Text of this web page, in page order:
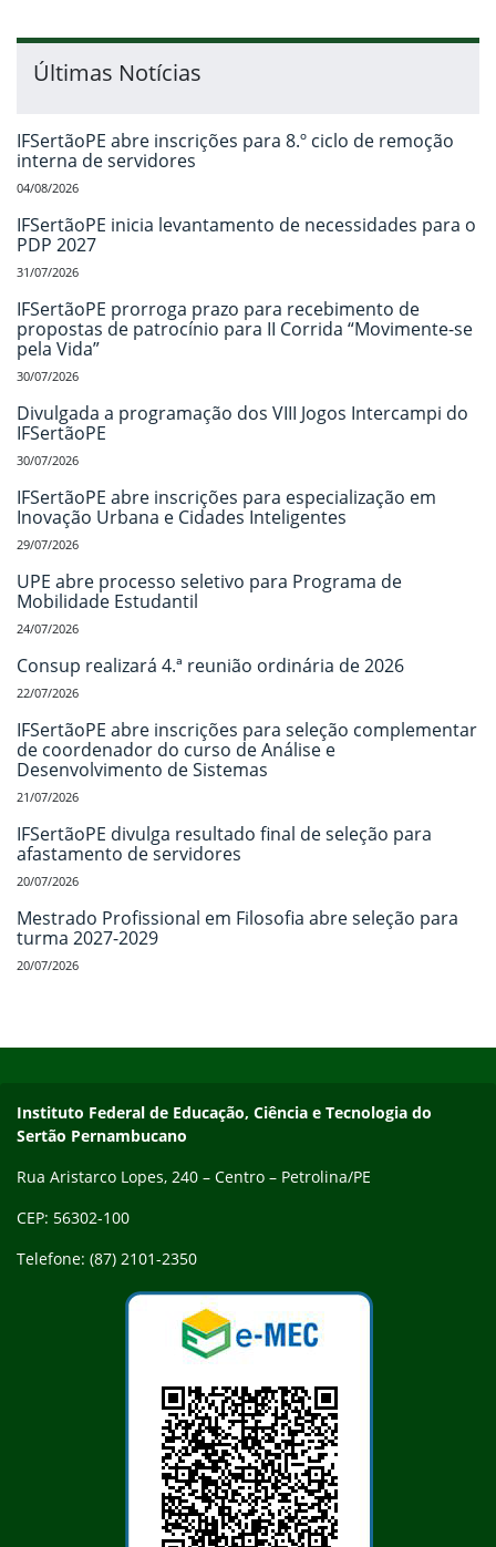
Últimas Notícias
IFSertãoPE abre inscrições para 8.º ciclo de remoção
interna de servidores
04/08/2026
IFSertãoPE inicia levantamento de necessidades para o
PDP 2027
31/07/2026
IFSertãoPE prorroga prazo para recebimento de
propostas de patrocínio para II Corrida “Movimente-se
pela Vida”
30/07/2026
Divulgada a programação dos VIII Jogos Intercampi do
IFSertãoPE
30/07/2026
IFSertãoPE abre inscrições para especialização em
Inovação Urbana e Cidades Inteligentes
29/07/2026
UPE abre processo seletivo para Programa de
Mobilidade Estudantil
24/07/2026
Consup realizará 4.ª reunião ordinária de 2026
22/07/2026
IFSertãoPE abre inscrições para seleção complementar
de coordenador do curso de Análise e
Desenvolvimento de Sistemas
21/07/2026
IFSertãoPE divulga resultado final de seleção para
afastamento de servidores
20/07/2026
Mestrado Profissional em Filosofia abre seleção para
turma 2027-2029
20/07/2026
Endereço
Instituto Federal de Educação, Ciência e Tecnologia do
Sertão Pernambucano
Rua Aristarco Lopes, 240 – Centro – Petrolina/PE
CEP: 56302-100
Telefone: (87) 2101-2350